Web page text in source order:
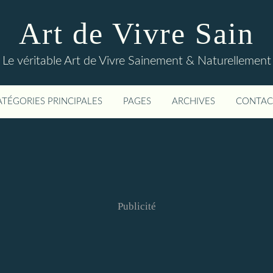
Art de Vivre Sain
Le véritable Art de Vivre Sainement & Naturellement
PRINCIPALES PAGES ARCHIVES
Publicité